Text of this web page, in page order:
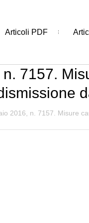
Articoli PDF
7157.
2016, n. 7157. Misure